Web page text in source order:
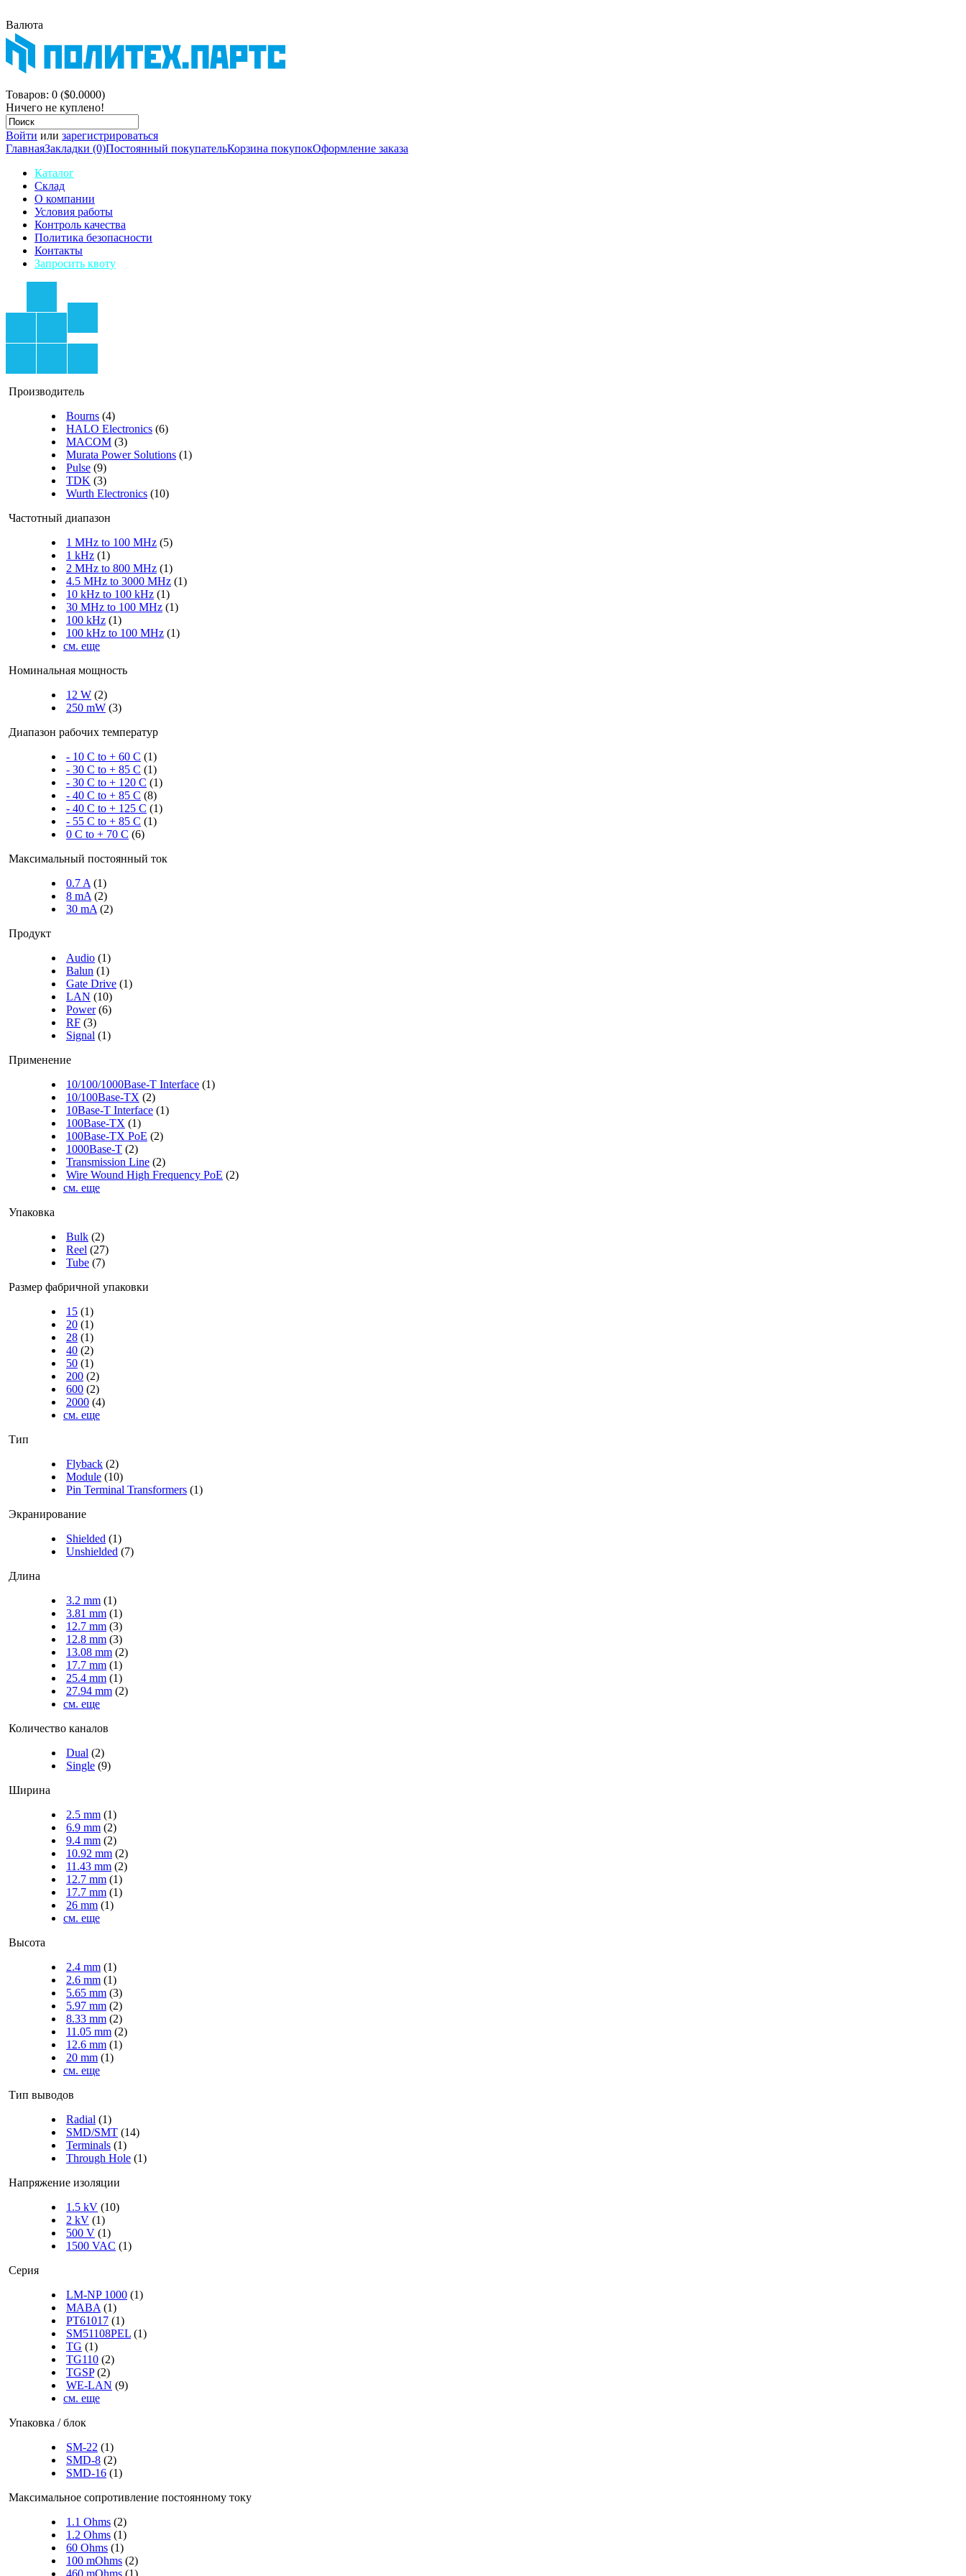
Валюта
$ р.
Корзина покупок
Товаров: 0 ($0.0000)
Ничего не куплено!
Войти или зарегистрироваться
ГлавнаяЗакладки (0)Постоянный покупательКорзина покупокОформление заказа
Каталог
Склад
О компании
Условия работы
Контроль качества
Политика безопасности
Контакты
Запросить квоту
Производитель
Bourns (4)
HALO Electronics (6)
MACOM (3)
Murata Power Solutions (1)
Pulse (9)
TDK (3)
Wurth Electronics (10)
Частотный диапазон
1 MHz to 100 MHz (5)
1 kHz (1)
2 MHz to 800 MHz (1)
4.5 MHz to 3000 MHz (1)
10 kHz to 100 kHz (1)
30 MHz to 100 MHz (1)
100 kHz (1)
100 kHz to 100 MHz (1)
см. еще
Номинальная мощность
12 W (2)
250 mW (3)
Диапазон рабочих температур
- 10 C to + 60 C (1)
- 30 C to + 85 C (1)
- 30 C to + 120 C (1)
- 40 C to + 85 C (8)
- 40 C to + 125 C (1)
- 55 C to + 85 C (1)
0 C to + 70 C (6)
Максимальный постоянный ток
0.7 A (1)
8 mA (2)
30 mA (2)
Продукт
Audio (1)
Balun (1)
Gate Drive (1)
LAN (10)
Power (6)
RF (3)
Signal (1)
Применение
10/100/1000Base-T Interface (1)
10/100Base-TX (2)
10Base-T Interface (1)
100Base-TX (1)
100Base-TX PoE (2)
1000Base-T (2)
Transmission Line (2)
Wire Wound High Frequency PoE (2)
см. еще
Упаковка
Bulk (2)
Reel (27)
Tube (7)
Размер фабричной упаковки
15 (1)
20 (1)
28 (1)
40 (2)
50 (1)
200 (2)
600 (2)
2000 (4)
см. еще
Тип
Flyback (2)
Module (10)
Pin Terminal Transformers (1)
Экранирование
Shielded (1)
Unshielded (7)
Длина
3.2 mm (1)
3.81 mm (1)
12.7 mm (3)
12.8 mm (3)
13.08 mm (2)
17.7 mm (1)
25.4 mm (1)
27.94 mm (2)
см. еще
Количество каналов
Dual (2)
Single (9)
Ширина
2.5 mm (1)
6.9 mm (2)
9.4 mm (2)
10.92 mm (2)
11.43 mm (2)
12.7 mm (1)
17.7 mm (1)
26 mm (1)
см. еще
Высота
2.4 mm (1)
2.6 mm (1)
5.65 mm (3)
5.97 mm (2)
8.33 mm (2)
11.05 mm (2)
12.6 mm (1)
20 mm (1)
см. еще
Тип выводов
Radial (1)
SMD/SMT (14)
Terminals (1)
Through Hole (1)
Напряжение изоляции
1.5 kV (10)
2 kV (1)
500 V (1)
1500 VAC (1)
Серия
LM-NP 1000 (1)
MABA (1)
PT61017 (1)
SM51108PEL (1)
TG (1)
TG110 (2)
TGSP (2)
WE-LAN (9)
см. еще
Упаковка / блок
SM-22 (1)
SMD-8 (2)
SMD-16 (1)
Максимальное сопротивление постоянному току
1.1 Ohms (2)
1.2 Ohms (1)
60 Ohms (1)
100 mOhms (2)
460 mOhms (1)